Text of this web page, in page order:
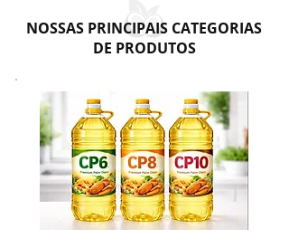
NOSSAS PRINCIPAIS CATEGORIAS
DE PRODUTOS